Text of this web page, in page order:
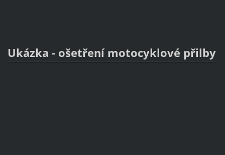
Ukázka - ošetření motocyklové přilby